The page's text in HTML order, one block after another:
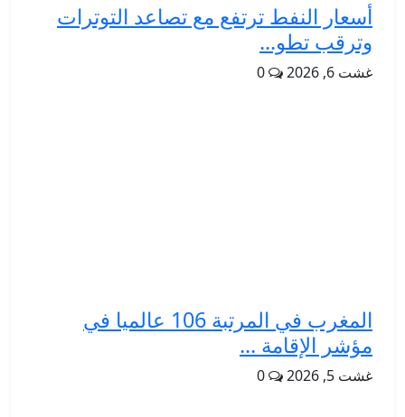
أسعار النفط ترتفع مع تصاعد التوترات
وترقب تطو...
غشت 6, 2026 0
المغرب في المرتبة 106 عالميا في
مؤشر الإقامة ...
غشت 5, 2026 0